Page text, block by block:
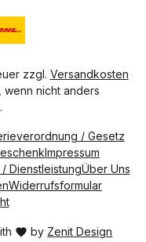
zzgl. Versandkosten
wenn nicht anders
by Zenit Design
/ Gesetz
Impressum
DienstleistungÜber Uns
Widerrufsformular